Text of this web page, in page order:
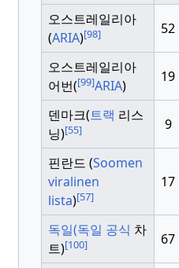
오스트레일리아
(ARIA)[98] 52
오스트레일리아
어번([99]ARIA)
19
덴마크(트랙 리스
닝)[55] 9
핀란드 (Soomen
viralinen
lista)[57]
17
독일(독일 공식 차
트)[100] 67